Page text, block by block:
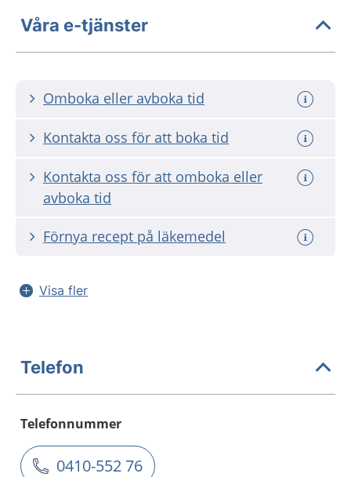
Våra e-tjänster
Omboka eller avboka tid
Kontakta oss för att boka tid
Kontakta oss för att omboka eller
avboka tid
Förnya recept på läkemedel
Visa fler
Telefon
Telefonnummer
0410-552 76